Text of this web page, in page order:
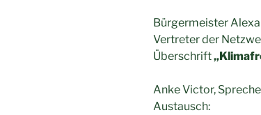
Bürgermeister
Vertreter der
Überschrift
Anke Victor,
Austausch: